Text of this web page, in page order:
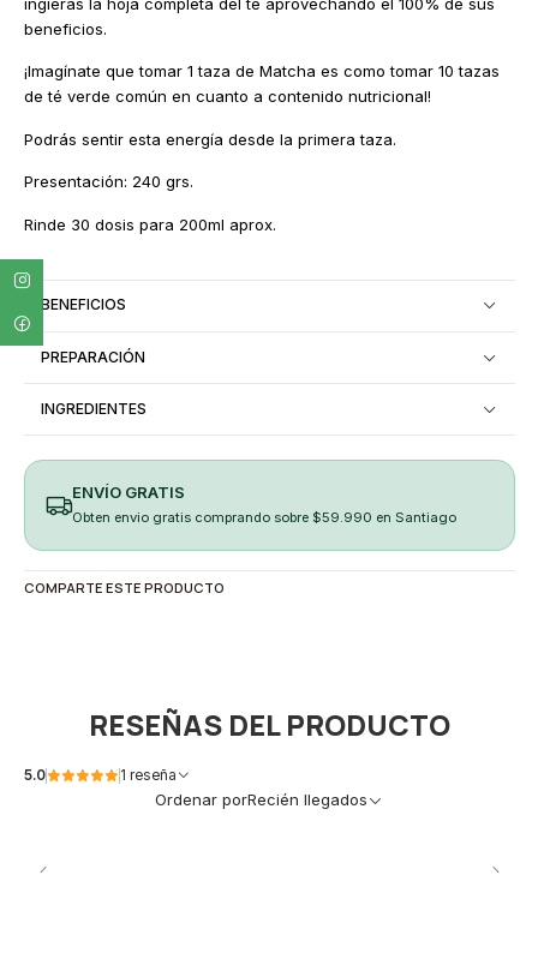
beneficios.
¡Imagínate que tomar 1 taza de Matcha es como tomar 10 tazas
de té verde común en cuanto a contenido nutricional!
Podrás sentir esta energía desde la primera taza.
Presentación: 240 grs.
Rinde 30 dosis para 200ml aprox.
BENEFICIOS
PREPARACIÓN
INGREDIENTES
ENVÍO GRATIS
Obten envio gratis comprando sobre $59.990 en Santiago
COMPARTE ESTE PRODUCTO
RESEÑAS DEL PRODUCTO
5.0 1 reseña
Ordenar porRecién llegados